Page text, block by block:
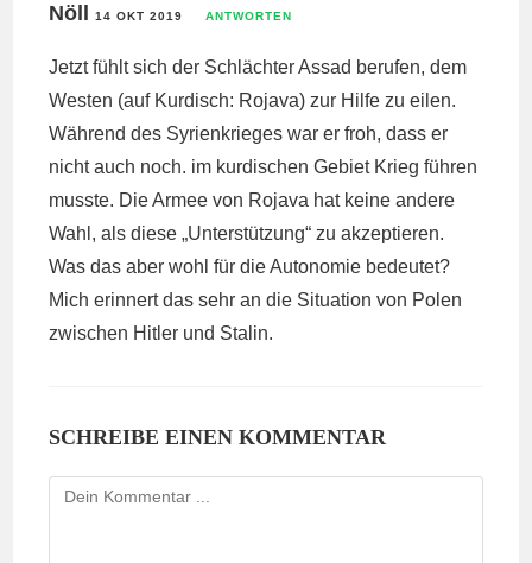
Nöll14 OKT 2019 ANTWORTEN
Jetzt fühlt sich der Schlächter Assad berufen, dem
Westen (auf Kurdisch: Rojava) zur Hilfe zu eilen.
Während des Syrienkrieges war er froh, dass er
nicht auch noch. im kurdischen Gebiet Krieg führen
musste. Die Armee von Rojava hat keine andere
Wahl, als diese „Unterstützung“ zu akzeptieren.
Was das aber wohl für die Autonomie bedeutet?
Mich erinnert das sehr an die Situation von Polen
zwischen Hitler und Stalin.
SCHREIBE EINEN KOMMENTAR
Kommentieren